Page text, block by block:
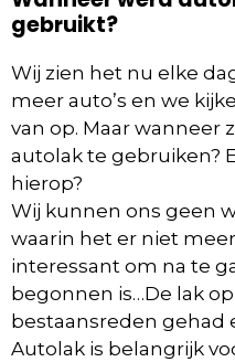
gebruikt?
Wij zien het nu elke
meer auto’s en we
van op. Maar wanneer
autolak te gebruiken?
hierop?
Wij kunnen ons geen
waarin het er niet
interessant om na te
begonnen is…De lak
bestaansreden gehad
Autolak is belangrijk